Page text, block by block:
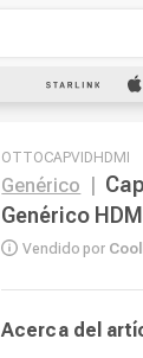
OTTOCAPVIDHDMI
Genérico
Genérico
Vendido por
Acerca del